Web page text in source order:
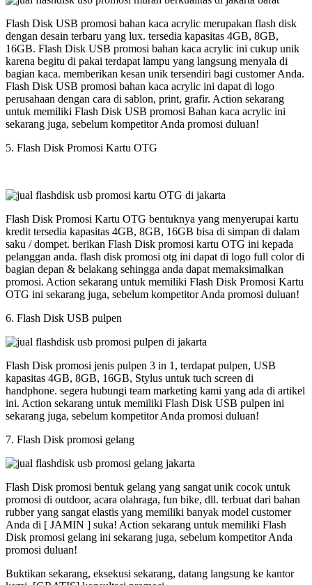
Flash Disk USB promosi bahan kaca acrylic merupakan flash disk
dengan desain terbaru yang lux. tersedia kapasitas 4GB, 8GB,
16GB. Flash Disk USB promosi bahan kaca acrylic ini cukup unik
karena begitu di pakai terdapat lampu yang langsung menyala di
bagian kaca. memberikan kesan unik tersendiri bagi customer Anda.
Flash Disk USB promosi bahan kaca acrylic ini dapat di logo
perusahaan dengan cara di sablon, print, grafir. Action sekarang
untuk memiliki Flash Disk USB promosi Bahan kaca acrylic ini
sekarang juga, sebelum kompetitor Anda promosi duluan!
5. Flash Disk Promosi Kartu OTG
Flash Disk Promosi Kartu OTG bentuknya yang menyerupai kartu
kredit tersedia kapasitas 4GB, 8GB, 16GB bisa di simpan di dalam
saku / dompet. berikan Flash Disk promosi kartu OTG ini kepada
pelanggan anda. flash disk promosi otg ini dapat di logo full color di
bagian depan & belakang sehingga anda dapat memaksimalkan
promosi. Action sekarang untuk memiliki Flash Disk Promosi Kartu
OTG ini sekarang juga, sebelum kompetitor Anda promosi duluan!
6. Flash Disk USB pulpen
Flash Disk promosi jenis pulpen 3 in 1, terdapat pulpen, USB
kapasitas 4GB, 8GB, 16GB, Stylus untuk tuch screen di
handphone. segera hubungi team marketing kami yang ada di artikel
ini. Action sekarang untuk memiliki Flash Disk USB pulpen ini
sekarang juga, sebelum kompetitor Anda promosi duluan!
7. Flash Disk promosi gelang
Flash Disk promosi bentuk gelang yang sangat unik cocok untuk
promosi di outdoor, acara olahraga, fun bike, dll. terbuat dari bahan
rubber yang sangat elastis yang memiliki banyak model customer
Anda di [ JAMIN ] suka! Action sekarang untuk memiliki Flash
Disk promosi gelang ini sekarang juga, sebelum kompetitor Anda
promosi duluan!
Buktikan sekarang, eksekusi sekarang, datang langsung ke kantor